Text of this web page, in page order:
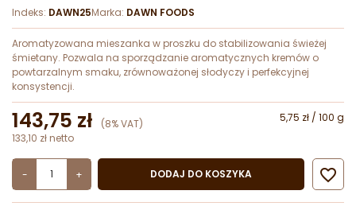
Indeks: DAWN25Marka: DAWN FOODS
Aromatyzowana mieszanka w proszku do stabilizowania świeżej
śmietany. Pozwala na sporządzanie aromatycznych kremów o
powtarzalnym smaku, zrównoważonej słodyczy i perfekcyjnej
konsystencji.
143,75 zł (8% VAT)
5,75 zł / 100 g
133,10 zł netto
- + DODAJ DO KOSZYKA 